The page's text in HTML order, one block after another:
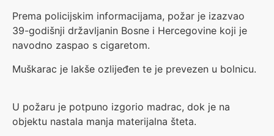
Prema policijskim informacijama, požar je izazvao
39-godišnji državljanin Bosne i Hercegovine koji je
navodno zaspao s cigaretom.
Muškarac je lakše ozlijeđen te je prevezen u bolnicu.
U požaru je potpuno izgorio madrac, dok je na
objektu nastala manja materijalna šteta.